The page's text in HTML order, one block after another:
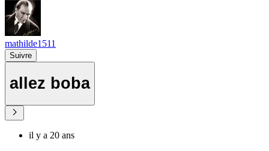
mathilde1511
Suivre
allez boba
il y a 20 ans